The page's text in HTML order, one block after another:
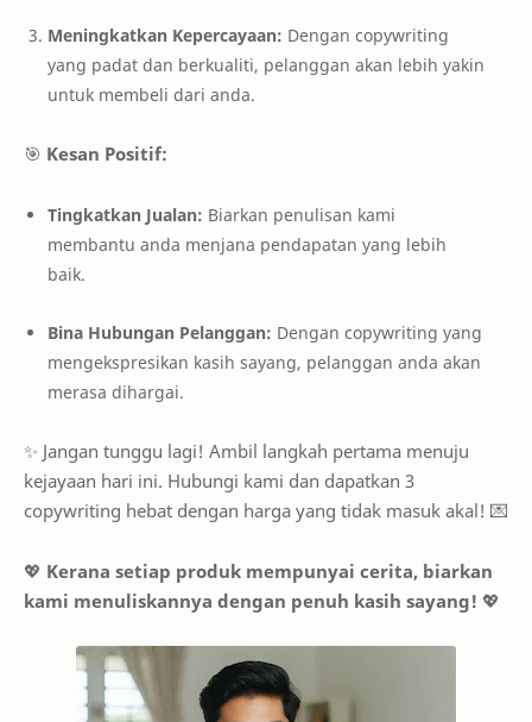
Meningkatkan Kepercayaan: Dengan copywriting
yang padat dan berkualiti, pelanggan akan lebih yakin
untuk membeli dari anda.
🎯 Kesan Positif:
Tingkatkan Jualan: Biarkan penulisan kami
membantu anda menjana pendapatan yang lebih
baik.
Bina Hubungan Pelanggan: Dengan copywriting yang
mengekspresikan kasih sayang, pelanggan anda akan
merasa dihargai.
✨ Jangan tunggu lagi! Ambil langkah pertama menuju
kejayaan hari ini. Hubungi kami dan dapatkan 3
copywriting hebat dengan harga yang tidak masuk akal! 💌
💖 Kerana setiap produk mempunyai cerita, biarkan
kami menuliskannya dengan penuh kasih sayang! 💖